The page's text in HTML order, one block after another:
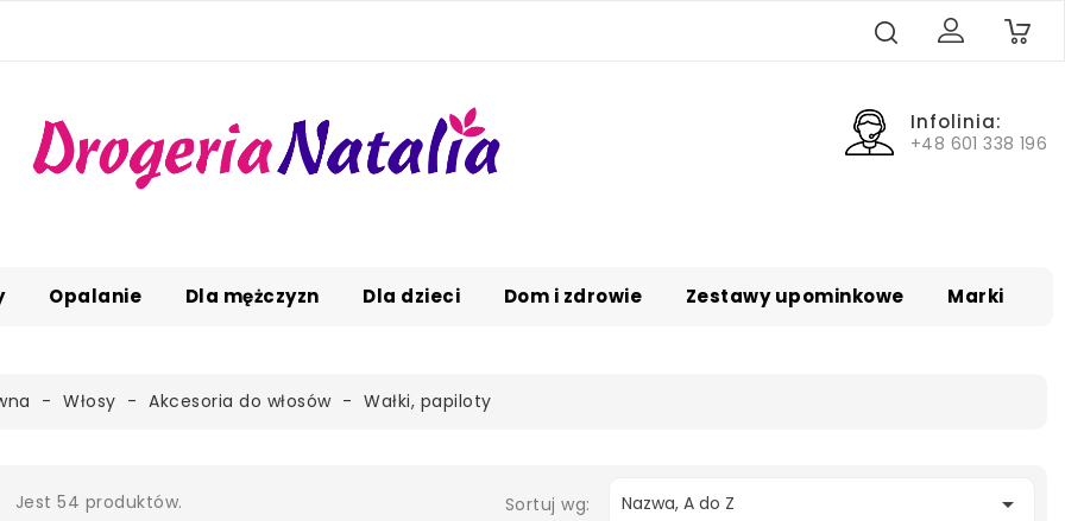
0
Infolinia:
+48 601 338 196
Opalanie Dla mężczyzn Dla dzieci Dom i zdrowie Zestawy upominkowe Marki
Włosy Akcesoria do włosów Wałki, papiloty
Jest 54 produktów. Sortuj wg: Nazwa, A do Z 